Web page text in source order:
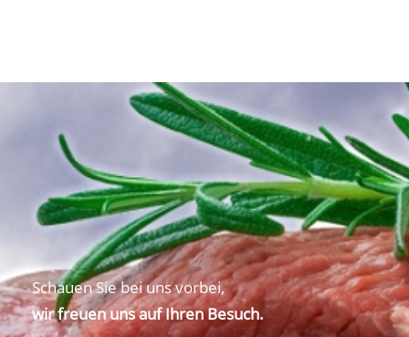
Schauen Sie bei uns vorbei,
wir freuen uns auf Ihren Besuch.